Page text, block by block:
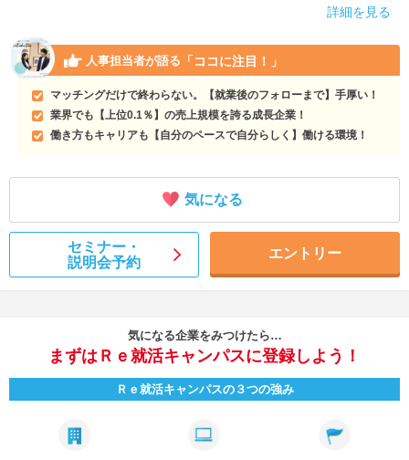
詳細を見る
人事担当者が語る 「ココに注目！」
マッチングだけで終わらない。【就業後のフォローまで】手厚い！
業界でも【上位0.1％】の売上規模を誇る成長企業！
働き方もキャリアも【自分のペースで自分らしく】働ける環境！
気になる
セミナー・
説明会予約
エントリー
気になる企業をみつけたら…
まずはＲｅ就活キャンパスに登録しよう！
Ｒｅ就活キャンパスの３つの強み